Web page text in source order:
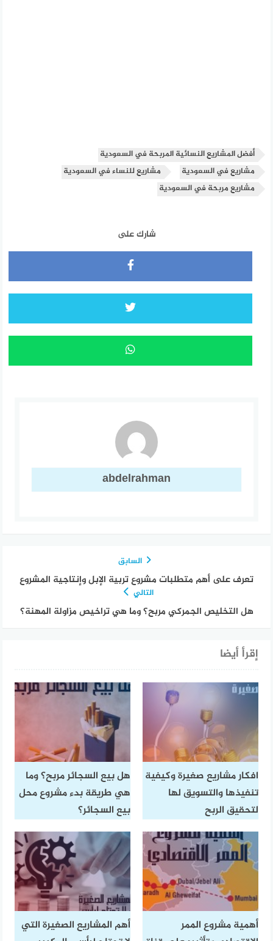
أفضل المشاريع النسائية المربحة في السعودية
مشاريع في السعودية
مشاريع للنساء في السعودية
مشاريع مربحة في السعودية
شارك على
abdelrahman
السابق
تعرف على أهم متطلبات مشروع تربية الإبل وإنتاجية المشروع
التالي
هل التخليص الجمركي مربح؟ وما هي تراخيص مزاولة المهنة؟
إقرأ أيضا
افكار مشاريع صغيرة وكيفية
تنفيذها والتسويق لها
لتحقيق الربح
هل بيع السجائر مربح؟ وما
هي طريقة بدء مشروع محل
بيع السجائر؟
أهمية مشروع الممر
أهم المشاريع الصغيرة التي